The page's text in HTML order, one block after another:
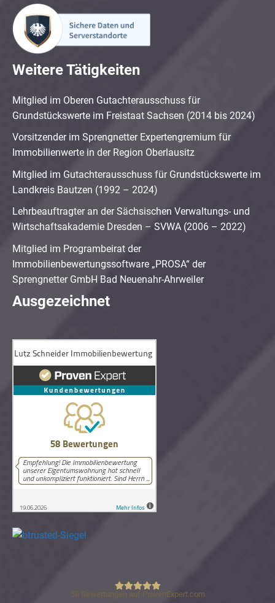
Weitere Tätigkeiten
Mitglied im Oberen Gutachterausschuss für
Grundstückswerte im Freistaat Sachsen (2014 bis 2024)
Vorsitzender im Sprengnetter Expertengremium für
Immobilienwerte in der Region Oberlausitz
Mitglied im Gutachterausschuss für Grundstückswerte im
Landkreis Bautzen (1992 – 2024)
Lehrbeauftragter an der Sächsischen Verwaltungs- und
Wirtschaftsakademie Dresden – SVWA (2006 – 2022)
Mitglied im Programbeirat der
Immobilienbewertungssoftware „PROSA“ der
Sprengnetter GmbH Bad Neuenahr-Ahrweiler
Ausgezeichnet
58 Bewertungen auf ProvenExpert.com